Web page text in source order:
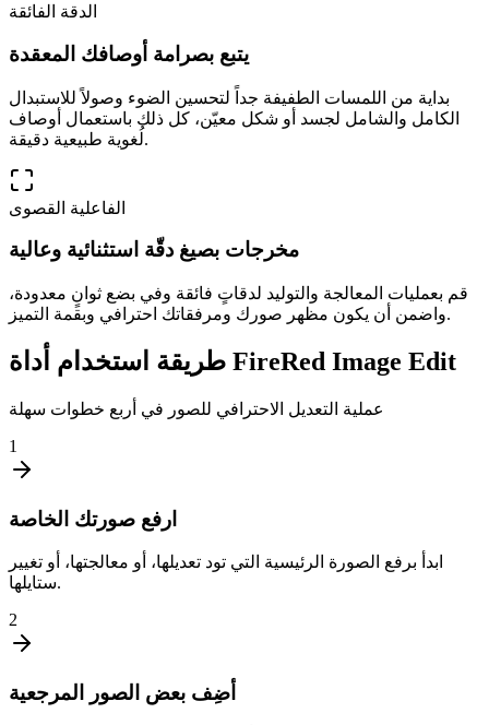
الدقة الفائقة
يتبع بصرامة أوصافك المعقدة
بداية من اللمسات الطفيفة جداً لتحسين الضوء وصولاً للاستبدال
الكامل والشامل لجسد أو شكل معيّن، كل ذلك باستعمال أوصاف
لُغوية طبيعية دقيقة.
الفاعلية القصوى
مخرجات بصيغ دقّة استثنائية وعالية
قم بعمليات المعالجة والتوليد لدقاتٍ فائقة وفي بضع ثوانٍ معدودة،
واضمن أن يكون مظهر صورك ومرفقاتك احترافي وبقمة التميز.
طريقة استخدام أداة FireRed Image Edit
عملية التعديل الاحترافي للصور في أربع خطوات سهلة
1
ارفع صورتك الخاصة
ابدأ برفع الصورة الرئيسية التي تود تعديلها، أو معالجتها، أو تغيير
ستايلها.
2
أضِف بعض الصور المرجعية